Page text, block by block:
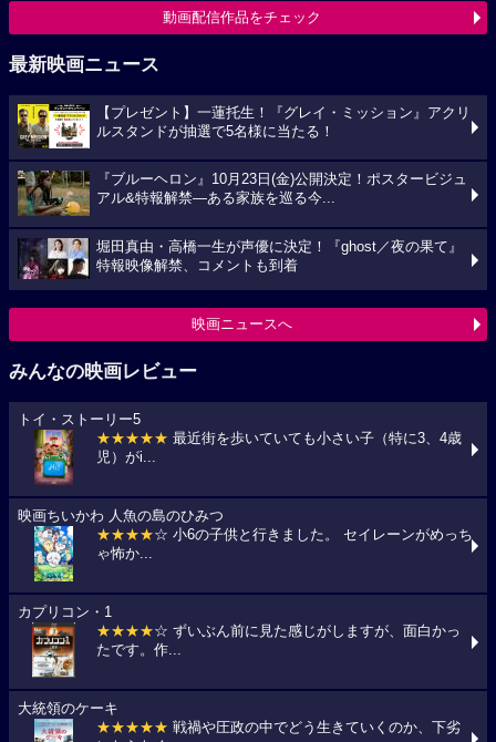
動画配信作品をチェック
最新映画ニュース
【プレゼント】一蓮托生！『グレイ・ミッション』アクリ
ルスタンドが抽選で5名様に当たる！
『ブルーヘロン』10月23日(金)公開決定！ポスタービジュ
アル&特報解禁―ある家族を巡る今...
堀田真由・高橋一生が声優に決定！『ghost／夜の果て』
特報映像解禁、コメントも到着
映画ニュースへ
みんなの映画レビュー
トイ・ストーリー5
★★★★★ 最近街を歩いていても小さい子（特に3、4歳
児）がi...
映画ちいかわ 人魚の島のひみつ
★★★★☆ 小6の子供と行きました。 セイレーンがめっち
ゃ怖か...
カプリコン・1
★★★★☆ ずいぶん前に見た感じがしますが、面白かっ
たです。作...
大統領のケーキ
★★★★★ 戦禍や圧政の中でどう生きていくのか、下劣